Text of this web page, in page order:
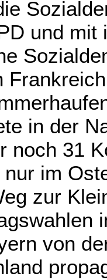
und mit
in der
noch 31
im
zur
von